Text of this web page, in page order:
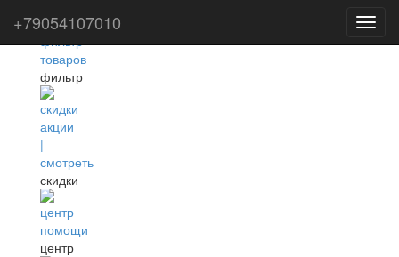
фильтр
скидки
центр
+79054107010